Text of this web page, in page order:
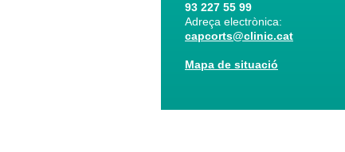
93 227 55 99
Adreça electrònica:
capcorts@clinic.cat
Mapa de situació